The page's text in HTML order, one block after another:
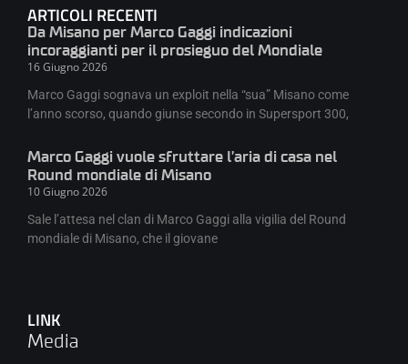
ARTICOLI RECENTI
Da Misano per Marco Gaggi indicazioni
incoraggianti per il prosieguo del Mondiale
16 Giugno 2026
Marco Gaggi sognava un exploit nella “sua” Misano come
l’anno scorso, quando giunse secondo in Supersport 300,
Marco Gaggi vuole sfruttare l’aria di casa nel
Round mondiale di Misano
10 Giugno 2026
Sale l’attesa nel clan di Marco Gaggi alla vigilia del Round
mondiale di Misano, che il giovane
LINK
Media